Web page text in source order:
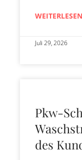
WEITERLESEN
Juli 29, 2026
Pkw-
des